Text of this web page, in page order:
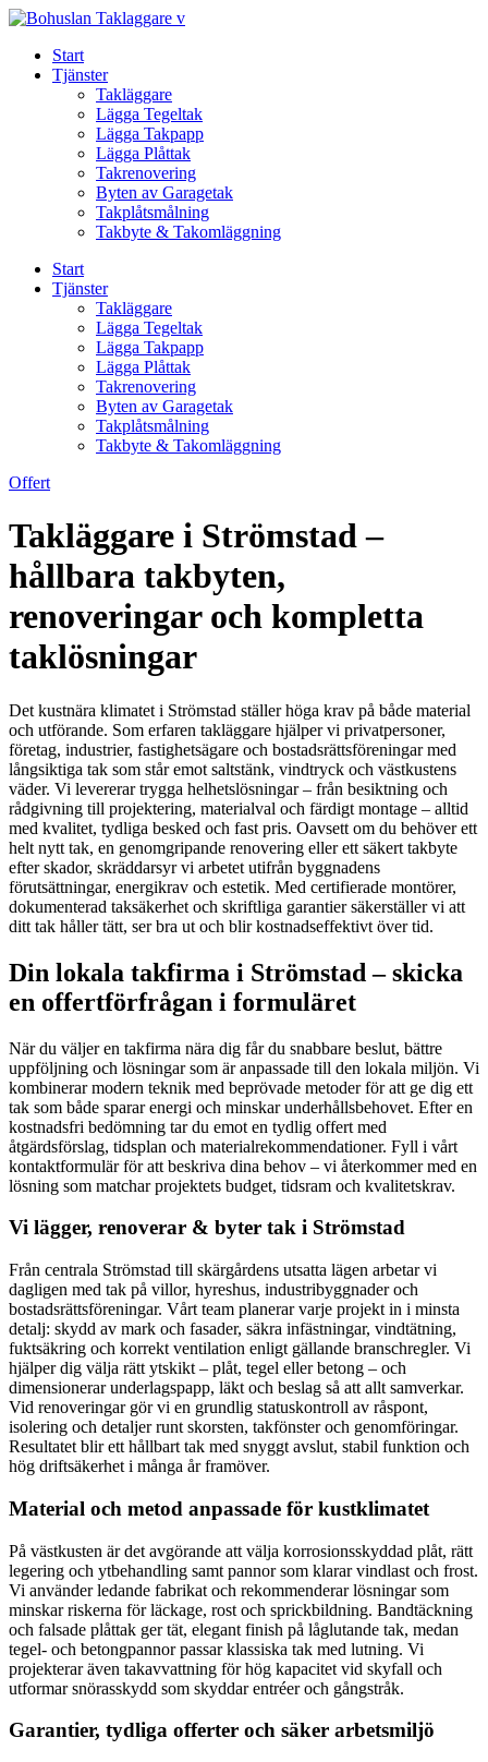
Skip
contentStart
Tjänster
Takläggare
Lägga Tegeltak
Lägga Takpapp
Lägga Plåttak
Takrenovering
Byten av Garagetak
Takplåtsmålning
Takbyte & Takomläggning
Start
Tjänster
Takläggare
Lägga Tegeltak
Lägga Takpapp
Lägga Plåttak
Takrenovering
Byten av Garagetak
Takplåtsmålning
Takbyte & Takomläggning
Offert
Takläggare i Strömstad –
hållbara takbyten,
renoveringar och kompletta
taklösningar
Det kustnära klimatet i Strömstad ställer höga krav på både material
och utförande. Som erfaren takläggare hjälper vi privatpersoner,
företag, industrier, fastighetsägare och bostadsrättsföreningar med
långsiktiga tak som står emot saltstänk, vindtryck och västkustens
väder. Vi levererar trygga helhetslösningar – från besiktning och
rådgivning till projektering, materialval och färdigt montage – alltid
med kvalitet, tydliga besked och fast pris. Oavsett om du behöver ett
helt nytt tak, en genomgripande renovering eller ett säkert takbyte
efter skador, skräddarsyr vi arbetet utifrån byggnadens
förutsättningar, energikrav och estetik. Med certifierade montörer,
dokumenterad taksäkerhet och skriftliga garantier säkerställer vi att
ditt tak håller tätt, ser bra ut och blir kostnadseffektivt över tid.
Din lokala takfirma i Strömstad – skicka
en offertförfrågan i formuläret
När du väljer en takfirma nära dig får du snabbare beslut, bättre
uppföljning och lösningar som är anpassade till den lokala miljön. Vi
kombinerar modern teknik med beprövade metoder för att ge dig ett
tak som både sparar energi och minskar underhållsbehovet. Efter en
kostnadsfri bedömning tar du emot en tydlig offert med
åtgärdsförslag, tidsplan och materialrekommendationer. Fyll i vårt
kontaktformulär för att beskriva dina behov – vi återkommer med en
lösning som matchar projektets budget, tidsram och kvalitetskrav.
Vi lägger, renoverar & byter tak i Strömstad
Från centrala Strömstad till skärgårdens utsatta lägen arbetar vi
dagligen med tak på villor, hyreshus, industribyggnader och
bostadsrättsföreningar. Vårt team planerar varje projekt in i minsta
detalj: skydd av mark och fasader, säkra infästningar, vindtätning,
fuktsäkring och korrekt ventilation enligt gällande branschregler. Vi
hjälper dig välja rätt ytskikt – plåt, tegel eller betong – och
dimensionerar underlagspapp, läkt och beslag så att allt samverkar.
Vid renoveringar gör vi en grundlig statuskontroll av råspont,
isolering och detaljer runt skorsten, takfönster och genomföringar.
Resultatet blir ett hållbart tak med snyggt avslut, stabil funktion och
hög driftsäkerhet i många år framöver.
Material och metod anpassade för kustklimatet
På västkusten är det avgörande att välja korrosionsskyddad plåt, rätt
legering och ytbehandling samt pannor som klarar vindlast och frost.
Vi använder ledande fabrikat och rekommenderar lösningar som
minskar riskerna för läckage, rost och sprickbildning. Bandtäckning
och falsade plåttak ger tät, elegant finish på låglutande tak, medan
tegel- och betongpannor passar klassiska tak med lutning. Vi
projekterar även takavvattning för hög kapacitet vid skyfall och
utformar snörasskydd som skyddar entréer och gångstråk.
Garantier, tydliga offerter och säker arbetsmiljö